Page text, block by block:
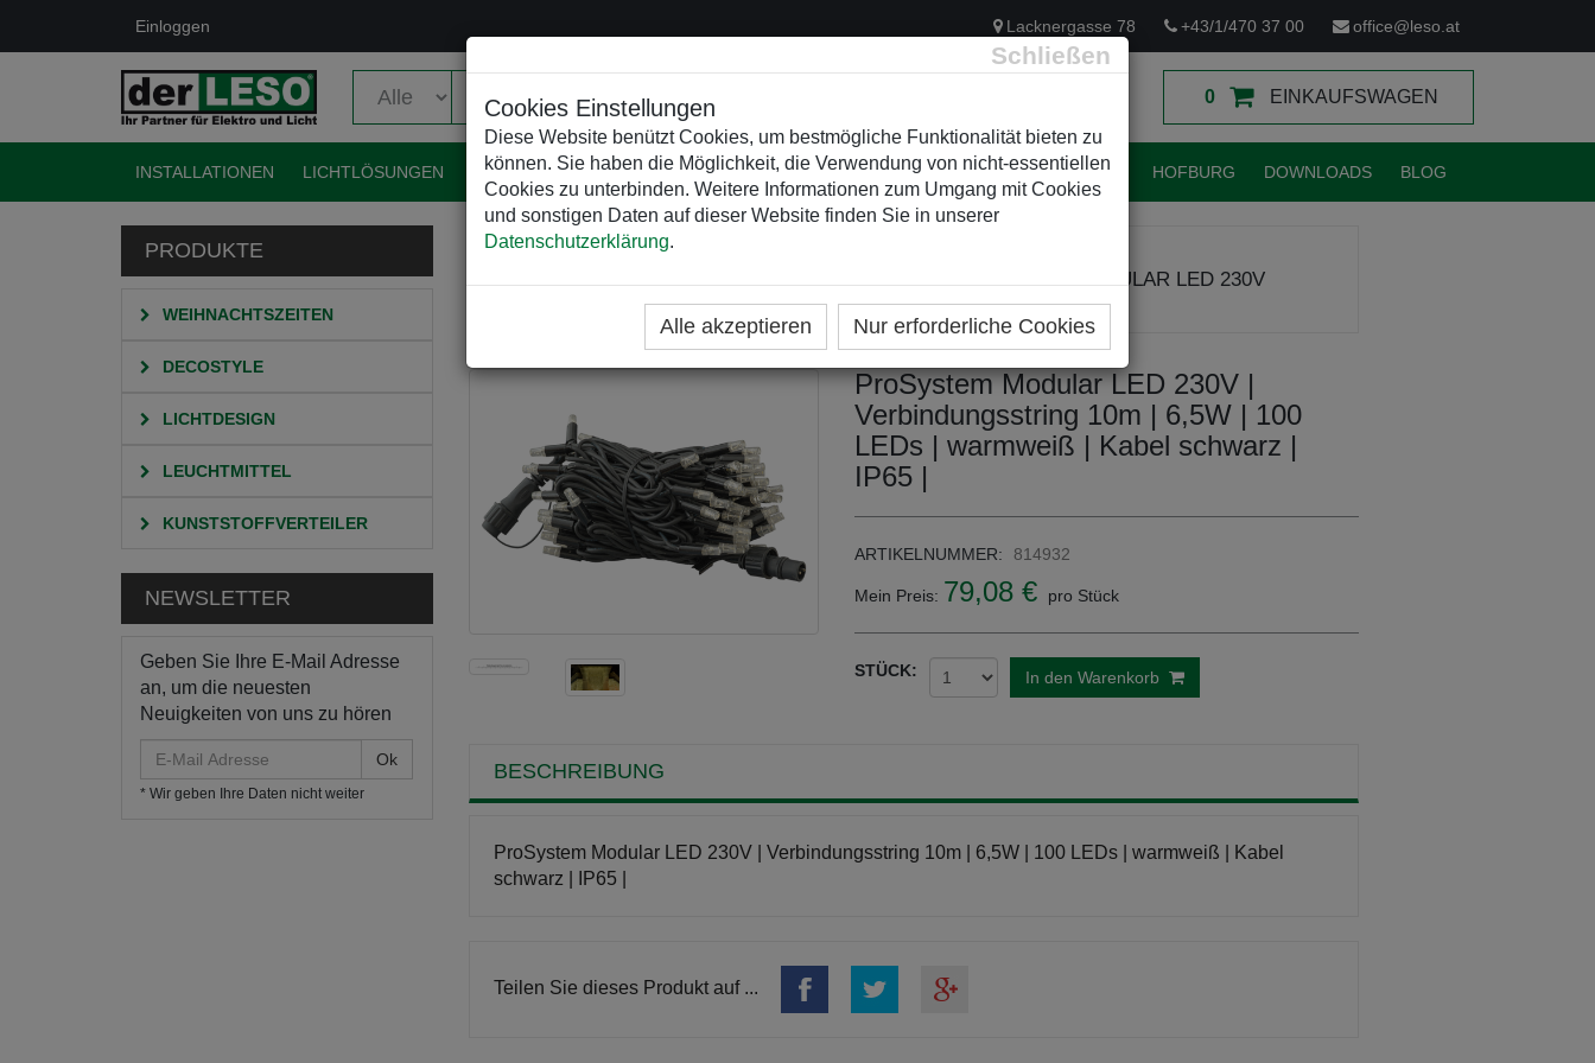
Schließen
Cookies Einstellungen
Diese Website benützt Cookies, um bestmögliche Funktionalität bieten zu
können. Sie haben die Möglichkeit, die Verwendung von nicht-essentiellen
Cookies zu unterbinden. Weitere Informationen zum Umgang mit Cookies
und sonstigen Daten auf dieser Website finden Sie in unserer
Datenschutzerklärung.
Alle akzeptieren Nur erforderliche Cookies
Einloggen Lacknergasse 78 +43/1/470 37 00 office@leso.at
0 EINKAUFSWAGEN
INSTALLATIONEN LICHTLÖSUNGEN EVENTELEKTRIK KUNSTSTOFFVERTEILER WEIHNACHTSBELEUCHTUNGEN HOFBURG DOWNLOADS BLOG
PRODUKTE
WEIHNACHTSZEITEN
DECOSTYLE
LICHTDESIGN
LEUCHTMITTEL
KUNSTSTOFFVERTEILER
NEWSLETTER
Geben Sie Ihre E-Mail Adresse
an, um die neuesten
Neuigkeiten von uns zu hören
Mail
Adresse
* Wir geben Ihre Daten nicht weiter
HOME KATEGORIEN
LICHTERKETTEN / LICHTERVORHÄNGE
PROSYSTEM - MODULAR LED 230V
PROSYSTEM - STRINGS
ProSystem Modular LED 230V |
Verbindungsstring 10m | 6,5W | 100
LEDs | warmweiß | Kabel schwarz |
IP65 |
ARTIKELNUMMER: 814932
Mein Preis: 79,08 € pro Stück
STÜCK: In den Warenkorb
BESCHREIBUNG
ProSystem Modular LED 230V | Verbindungsstring 10m | 6,5W | 100 LEDs | warmweiß | Kabel
schwarz | IP65 |
Teilen Sie dieses Produkt auf ...